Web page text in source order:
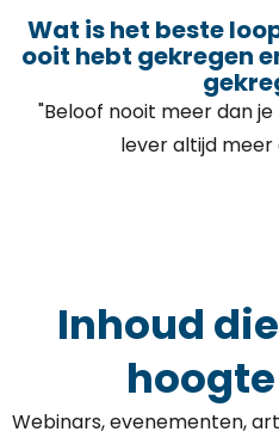
Wat is het beste
ooit hebt gekregen
"Beloof nooit meer dan
lever altijd
Inhoud
Webinars, evenementen,